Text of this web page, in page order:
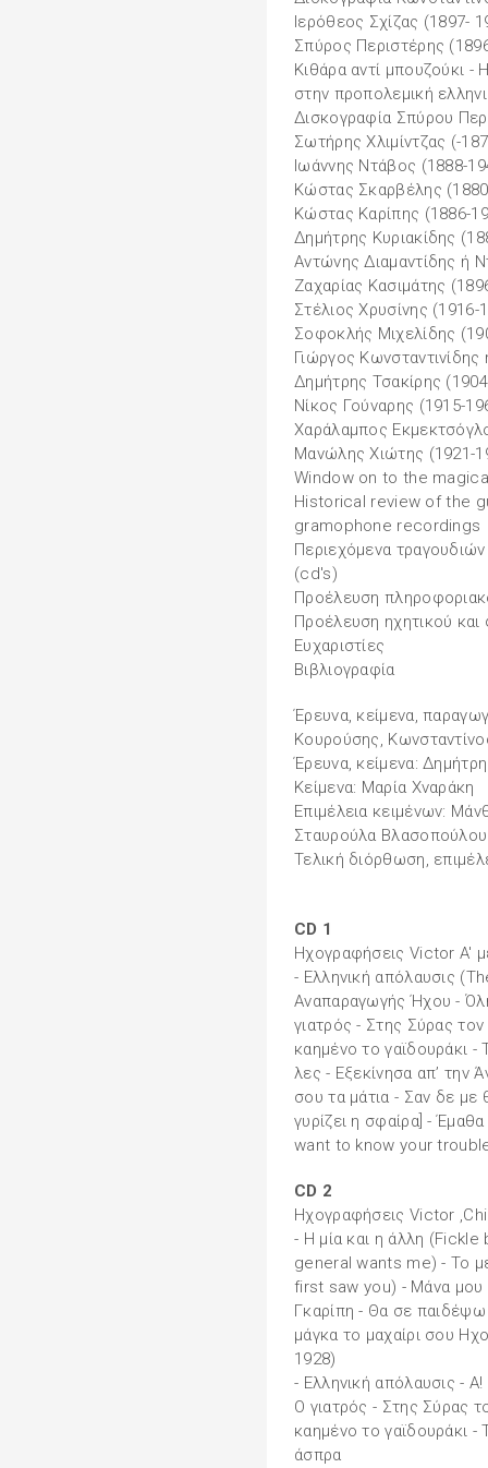
Ιερόθεος Σχίζας (1897-
Σπύρος Περιστέρης
Κιθάρα αντί μπουζούκι
στην προπολεμική
Δισκογραφία Σπύρου
Σωτήρης Χλιμίντζας (-
Ιωάννης Ντάβος (1888-
Κώστας Σκαρβέλης
Κώστας Καρίπης (1886-
Δημήτρης Κυριακίδης
Αντώνης Διαμαντίδης ή
Ζαχαρίας Κασιμάτης
Στέλιος Χρυσίνης (1916-
Σοφοκλής Μιχελίδης
Γιώργος
Δημήτρης Τσακίρης
Νίκος Γούναρης (1915-
Χαράλαμπος
Μανώλης Χιώτης (1921-
Window on to the
Historical review of the
gramophone recordings
Περιεχόμενα
(cd's)
Προέλευση
Προέλευση ηχητικού
Ευχαριστίες
Βιβλιογραφία
Έρευνα, κείμενα,
Κουρούσης,
Έρευνα, κείμενα:
Κείμενα: Μαρία Χναράκη
Επιμέλεια κειμένων:
Σταυρούλα Βλασοπούλου
Τελική διόρθωση,
CD 1
Ηχογραφήσεις Victor A'
- Ελληνική απόλαυσις
Αναπαραγωγής Ήχου -
γιατρός - Στης Σύρας
καημένο το γαϊδουράκι -
λες - Eξεκίνησα απ’ την
σου τα μάτια - Σαν δε
γυρίζει η σφαίρα] -
want to know your
CD 2
Ηχογραφήσεις Victor
- Η μία και η άλλη
general wants me) - Το
first saw you) - Μάνα μου
Γκαρίπη - Θα σε
μάγκα το μαχαίρι σου
1928)
- Ελληνική απόλαυσις -
Ο γιατρός - Στης Σύρας
καημένο το γαϊδουράκι
άσπρα